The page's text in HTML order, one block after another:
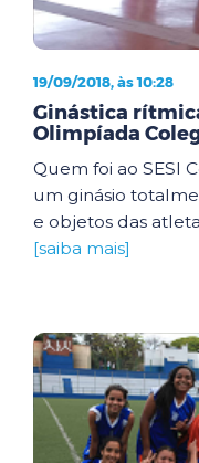
19/09/2018, às 10:28
Ginástica
Olimpíada
Quem foi ao SESI
um ginásio
e objetos das
[saiba mais]